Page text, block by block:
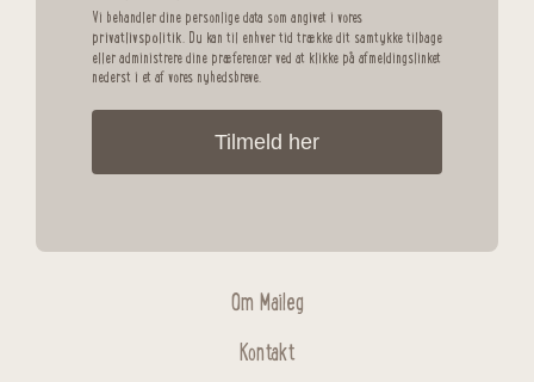
Om Maileg
Kontakt
Vi behandler dine personlige data som angivet i vores
privatlivspolitik. Du kan til enhver tid trække dit samtykke tilbage
eller administrere dine præferencer ved at klikke på afmeldingslinket
nederst i et af vores nyhedsbreve.
Tilmeld her